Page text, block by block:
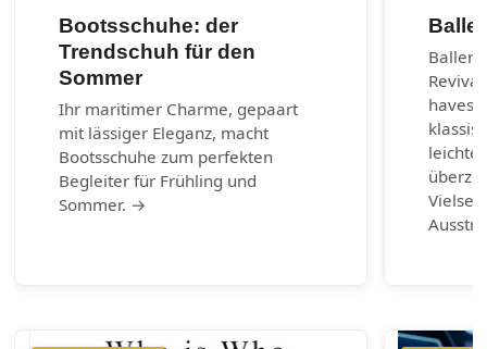
Bootsschuhe: der
Trendschuh für den
Sommer
Ihr maritimer Charme, gepaart
mit lässiger Eleganz, macht
Bootsschuhe zum perfekten
Begleiter für Frühling und
Sommer. →
haves